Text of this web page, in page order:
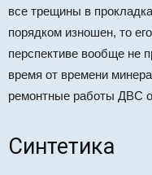
все трещины в
порядком изношен, то
перспективе вообще не
время от времени
ремонтные работы ДВС
Синтетика